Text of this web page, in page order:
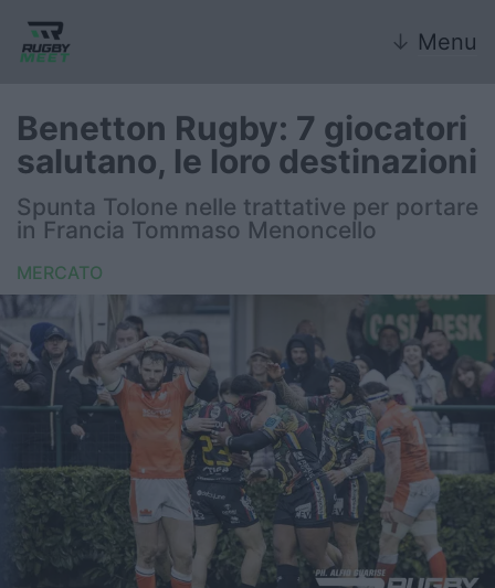
↓ Menu
Nazionali giovanili
Rugby Sevens
FIR
Internazionale
6 Nazioni
United Rugby Championship
Premiership
Benetton Rugby: 7 giocatori
salutano, le loro destinazioni
Spunta Tolone nelle trattative per portare
in Francia Tommaso Menoncello
MERCATO